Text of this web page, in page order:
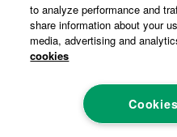
カスタマーハラスメントへ
©ALCARE Co.,
to analyze performance and
share information about your
media, advertising and
cookies